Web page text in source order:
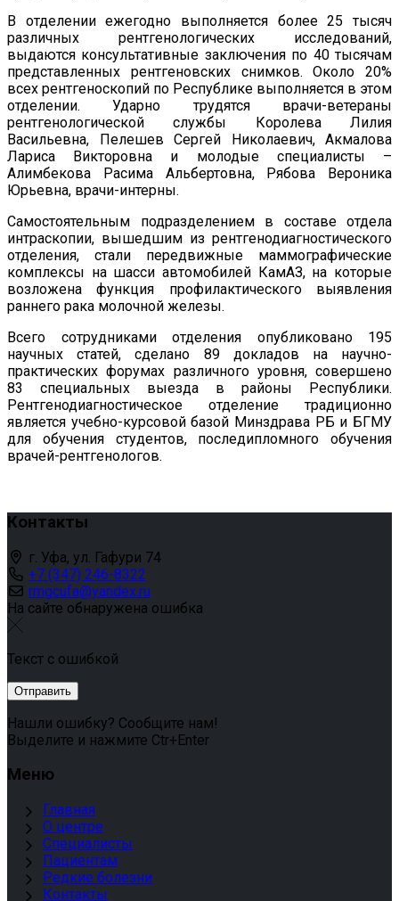
В отделении ежегодно выполняется более 25 тысяч
различных рентгенологических исследований,
выдаются консультативные заключения по 40 тысячам
представленных рентгеновских снимков. Около 20%
всех рентгеноскопий по Республике выполняется в этом
отделении. Ударно трудятся врачи-ветераны
рентгенологической службы Королева Лилия
Васильевна, Пелешев Сергей Николаевич, Акмалова
Лариса Викторовна и молодые специалисты –
Алимбекова Расима Альбертовна, Рябова Вероника
Юрьевна, врачи-интерны.
Самостоятельным подразделением в составе отдела
интраскопии, вышедшим из рентгенодиагностического
отделения, стали передвижные маммографические
комплексы на шасси автомобилей КамАЗ, на которые
возложена функция профилактического выявления
раннего рака молочной железы.
Всего сотрудниками отделения опубликовано 195
научных статей, сделано 89 докладов на научно-
практических форумах различного уровня, совершено
83 специальных выезда в районы Республики.
Рентгенодиагностическое отделение традиционно
является учебно-курсовой базой Минздрава РБ и БГМУ
для обучения студентов, последипломного обучения
врачей-рентгенологов.
Контакты
г. Уфа, ул. Гафури 74
+7 (347) 246-8322
rmgcufa@yandex.ru
На сайте обнаружена ошибка
Текст с ошибкой
Нашли ошибку? Сообщите нам!
Выделите и нажмите Ctr+Enter
Меню
Главная
О центре
Специалисты
Пациентам
Редкие болезни
Контакты